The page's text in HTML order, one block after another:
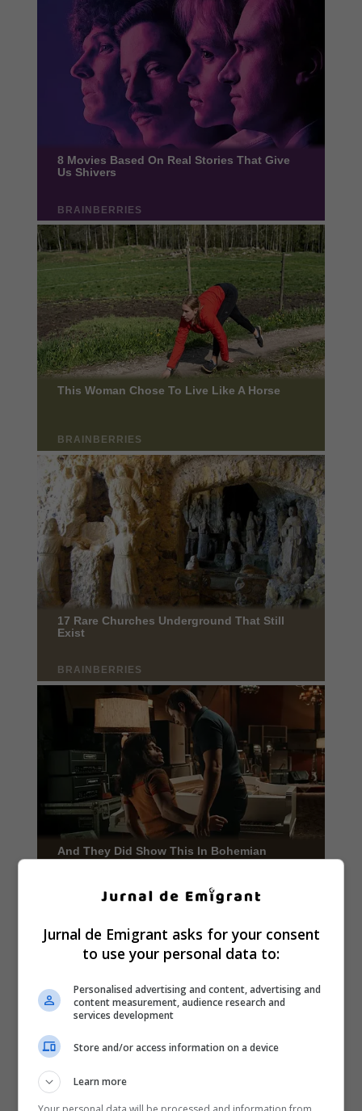
Jurnal de Emigrant asks for your consent
to use your personal data to:
Personalised advertising and content, advertising and
content measurement, audience research and
services development
Store and/or access information on a device
Learn more